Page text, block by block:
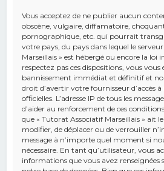
Vous acceptez de ne publier aucun
obscène, vulgaire, diffamatoire,
pornographique, etc. qui pourrait
votre pays, du pays dans lequel le
Marseillais » est hébergé ou encore la loi
respectez pas ces dispositions, vous vous
bannissement immédiat et définitif et
droit d’avertir votre fournisseur d’accès
officielles. L’adresse IP de tous les
d’aider au renforcement de ces
que « Tutorat Associatif Marseillais » ait
modifier, de déplacer ou de verrouiller
message à n’importe quel moment si
nécessaire. En tant qu’utilisateur, vous
informations que vous avez renseignées